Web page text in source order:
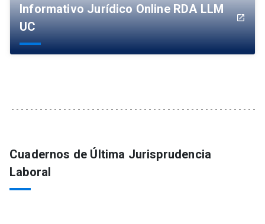
Informativo Jurídico Online RDA LLM
UC
launch
Cuadernos de Última Jurisprudencia
Laboral